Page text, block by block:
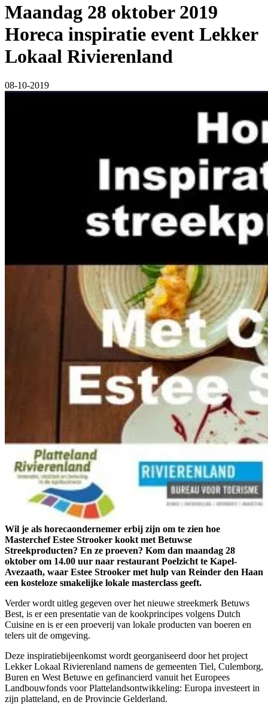
Maandag 28 oktober 2019
Horeca inspiratie event Lekker
Lokaal Rivierenland
08-10-2019
Wil je als horecaondernemer erbij zijn om te zien hoe
Masterchef Estee Strooker kookt met Betuwse
Streekproducten? En ze proeven? Kom dan maandag 28
oktober om 14.00 uur naar restaurant Poelzicht te Kapel-
Avezaath, waar Estee Strooker met hulp van Reinder den Haan
een kosteloze smakelijke lokale masterclass geeft.
Verder wordt uitleg gegeven over het nieuwe streekmerk Betuws
Best, is er een presentatie van de kookprincipes volgens Dutch
Cuisine en is er een proeverij van lokale producten van boeren en
telers uit de omgeving.
Deze inspiratiebijeenkomst wordt georganiseerd door het project
Lekker Lokaal Rivierenland namens de gemeenten Tiel, Culemborg,
Buren en West Betuwe en gefinancierd vanuit het Europees
Landbouwfonds voor Plattelandsontwikkeling: Europa investeert in
zijn platteland, en de Provincie Gelderland.